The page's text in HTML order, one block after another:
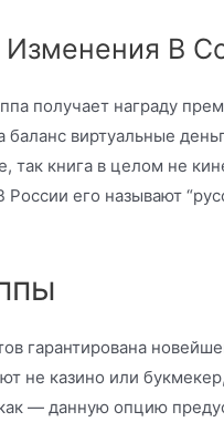
В
получает награду
баланс виртуальные
так книга в целом не
России его называют
гарантирована
не казино или
как — данную опцию